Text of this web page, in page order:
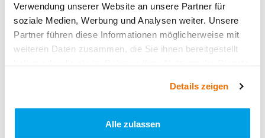
Verwendung unserer Website an unsere Partner für
soziale Medien, Werbung und Analysen weiter. Unsere
Partner führen diese Informationen möglicherweise mit
weiteren Daten zusammen, die Sie ihnen bereitgestellt
Details zeigen
Alle zulassen